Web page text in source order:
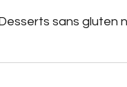
sans gluten